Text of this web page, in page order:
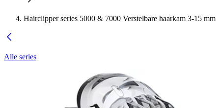
Hairclipper series 5000 & 7000 Verstelbare haarkam 3-15 mm
Alle series